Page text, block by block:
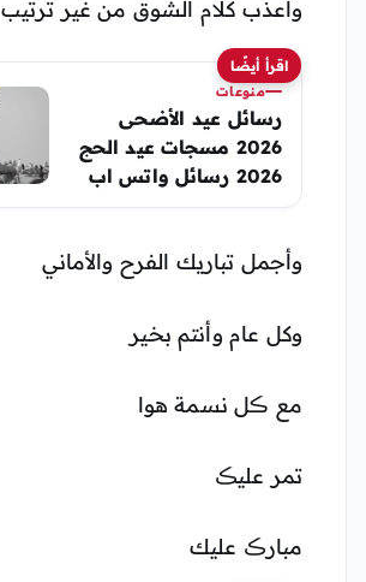
وأعذب كلام الشوق من غير ترتيب
اقرأ أيضًا
منوعات
رسائل عيد الأضحى
2026 مسجات عيد الحج
2026 رسائل واتس اب
عيد الأضحى المبارك
وأجمل تباريك الفرح والأماني
وكل عام وأنتم بخير
مع ڪل نسمة هوا
تمر عليڪ
مبارڪ عليك